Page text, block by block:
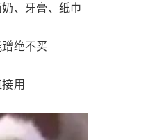
、牙膏、纸巾
绝不买
用